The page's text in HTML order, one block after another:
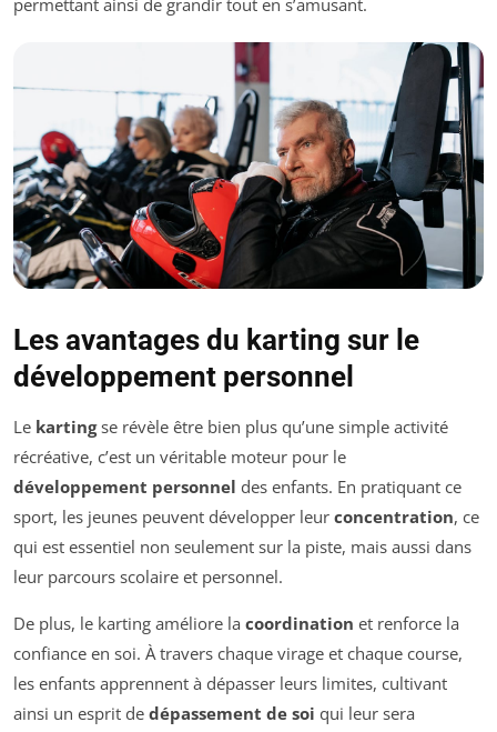
permettant ainsi de grandir tout en s’amusant.
Les avantages du karting sur le
développement personnel
Le kartingse révèle être bien plus qu’une simple activité
récréative, c’est un véritable moteur pour le
développement personnel des enfants. En pratiquant ce
sport, les jeunes peuvent développer leur concentration, ce
qui est essentiel non seulement sur la piste, mais aussi dans
leur parcours scolaire et personnel.
De plus, le karting améliore la coordination et renforce la
confiance en soi. À travers chaque virage et chaque course,
les enfants apprennent à dépasser leurs limites, cultivant
ainsi un esprit de dépassement de soi qui leur sera